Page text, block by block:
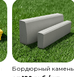
Бордюрный камень